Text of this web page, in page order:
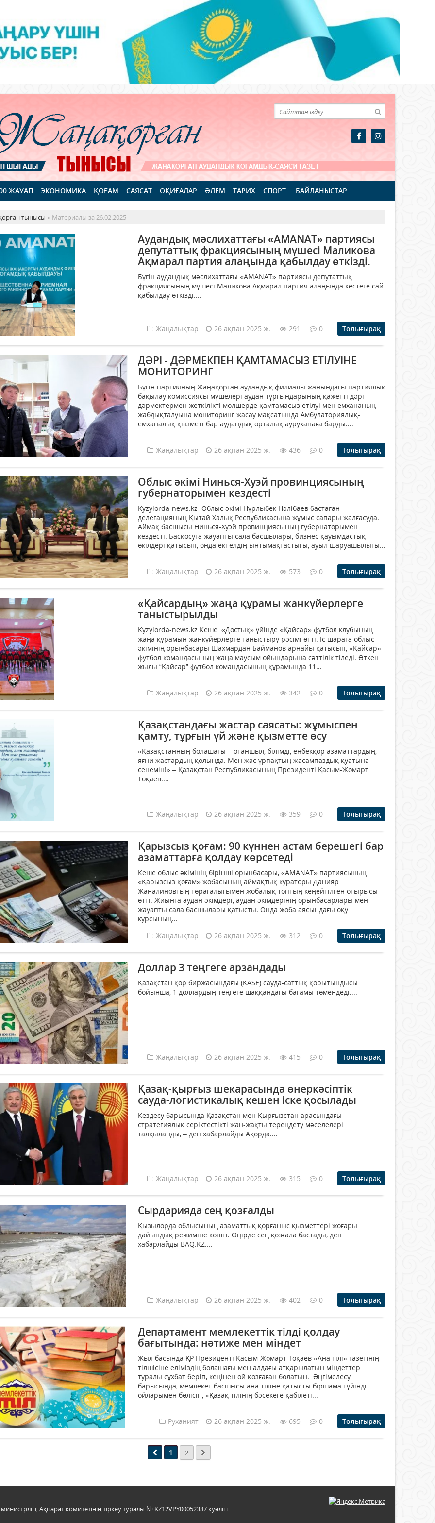
ЖАУАП ЭКОНОМИКА ҚОҒАМ САЯСАТ ОҚИҒАЛАР ӘЛЕМ ТАРИХ СПОРТ БАЙЛАНЫСТАР
тынысы » Материалы за 26.02.2025
Аудандық мәслихаттағы «AMANAT» партиясы
депутаттық фракциясының мүшесі Маликова
Ақмарал партия алаңында қабылдау өткізді.
Бүгін аудандық мәслихаттағы «AMANAT» партиясы депутаттық
фракциясының мүшесі Маликова Ақмарал партия алаңында кестеге сай
қабылдау өткізді....
Жаңалықтар 26 ақпан 2025 ж. 291 0 Толығырақ
ДӘРІ - ДӘРМЕКПЕН ҚАМТАМАСЫЗ ЕТІЛУІНЕ
МОНИТОРИНГ
Бүгін партияның Жаңақорған аудандық филиалы жанындағы партиялық
бақылау комиссиясы мүшелері аудан тұрғындарының қажетті дәрі-
дәрмектермен жеткілікті мөлшерде қамтамасыз етілуі мен емхананың
жабдықталуына мониторинг жасау мақсатында Амбулаториялық-
емханалық қызметі бар аудандық орталық ауруханаға барды....
Жаңалықтар 26 ақпан 2025 ж. 436 0 Толығырақ
Облыс әкімі Нинься-Хуэй провинциясының
губернаторымен кездесті
Kyzylorda-news.kz Облыс әкімі Нұрлыбек Нәлібаев бастаған
делегацияның Қытай Халық Республикасына жұмыс сапары жалғасуда.
Аймақ басшысы Нинься-Хуэй провинциясының губернаторымен
кездесті. Басқосуға жауапты сала басшылары, бизнес қауымдастық
өкілдері қатысып, онда екі елдің ынтымақтастығы, ауыл шаруашылығы...
Жаңалықтар 26 ақпан 2025 ж. 573 0 Толығырақ
«Қайсардың» жаңа құрамы жанкүйерлерге
таныстырылды
Kyzylorda-news.kz Кеше «Достық» үйінде «Қайсар» футбол клубының
жаңа құрамын жанкүйерлерге таныстыру рәсімі өтті. Іс шараға облыс
әкімінің орынбасары Шахмардан Байманов арнайы қатысып, «Қайсар»
футбол командасының жаңа маусым ойындарына сәттілік тіледі. Өткен
жылы “Қайсар” футбол командасының құрамында 11...
Жаңалықтар 26 ақпан 2025 ж. 342 0 Толығырақ
Қазақстандағы жастар саясаты: жұмыспен
қамту, тұрғын үй және қызметте өсу
«Қазақстанның болашағы – отаншыл, білімді, еңбекқор азаматтардың,
яғни жастардың қолында. Мен жас ұрпақтың жасампаздық қуатына
сенемін!» – Қазақстан Республикасының Президенті Қасым-Жомарт
Тоқаев....
Жаңалықтар 26 ақпан 2025 ж. 359 0 Толығырақ
Қарызсыз қоғам: 90 күннен астам берешегі бар
азаматтарға қолдау көрсетеді
Кеше облыс әкімінің бірінші орынбасары, «AMANAT» партиясының
«Қарызсыз қоғам» жобасының аймақтық кураторы Данияр
Жаналиновтың төрағалығымен жобалық топтың кеңейтілген отырысы
өтті. Жиынға аудан әкімдері, аудан әкімдерінің орынбасарлары мен
жауапты сала басшылары қатысты. Онда жоба аясындағы оқу
курсының...
Жаңалықтар
26 ақпан 2025 ж. 312 0 Толығырақ
Доллар 3 теңгеге арзандады
Қазақстан қор биржасындағы (KASE) сауда-саттық қорытындысы
бойынша, 1 доллардың теңгеге шаққандағы бағамы төмендеді....
Жаңалықтар 26 ақпан 2025 ж. 415 0 Толығырақ
Қазақ-қырғыз шекарасында өнеркәсіптік
сауда-логистикалық кешен іске қосылады
Кездесу барысында Қазақстан мен Қырғызстан арасындағы
стратегиялық серіктестікті жан-жақты тереңдету мәселелері
талқыланды, – деп хабарлайды Ақорда....
Жаңалықтар 26 ақпан 2025 ж. 315 0 Толығырақ
Сырдарияда сең қозғалды
Қызылорда облысының азаматтық қорғаныс қызметтері жоғары
дайындық режиміне көшті. Өңірде сең қозғала бастады, деп
хабарлайды BAQ.KZ....
Жаңалықтар 26 ақпан 2025 ж. 402 0 Толығырақ
Департамент мемлекеттік тілді қолдау
бағытында: нәтиже мен міндет
Жыл басында ҚР Президенті Қасым-Жомарт Тоқаев «Ана тілі» газетінің
тілшісіне еліміздің болашағы мен алдағы атқарылатын міндеттер
туралы сұхбат беріп, кеңінен ой қозғаған болатын. Әңгімелесу
барысында, мемлекет басшысы ана тіліне қатысты біршама түйінді
ойларымен бөлісіп, «Қазақ тілінің бәсекеге қабілеті...
Руханият 26 ақпан 2025 ж. 695 0 Толығырақ
1 2
Ақпарат комитетінің тіркеу туралы № KZ12VPY00052387 куәлігі